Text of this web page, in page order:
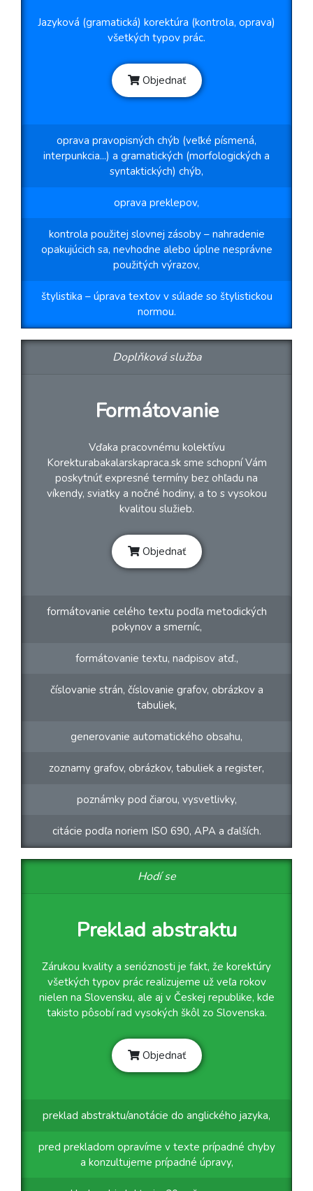
Jazyková (gramatická) korektúra (kontrola, oprava)
všetkých typov prác.
Objednať
oprava pravopisných chýb (veľké písmená,
interpunkcia...) a gramatických (morfologických a
syntaktických) chýb,
oprava preklepov,
kontrola použitej slovnej zásoby – nahradenie
opakujúcich sa, nevhodne alebo úplne nesprávne
použitých výrazov,
štylistika – úprava textov v súlade so štylistickou
normou.
Doplňková služba
Formátovanie
Vďaka pracovnému kolektívu
Korekturabakalarskapraca.sk sme schopní Vám
poskytnúť expresné termíny bez ohľadu na
víkendy, sviatky a nočné hodiny, a to s vysokou
kvalitou služieb.
Objednať
formátovanie celého textu podľa metodických
pokynov a smerníc,
formátovanie textu, nadpisov atď.,
číslovanie strán, číslovanie grafov, obrázkov a
tabuliek,
generovanie automatického obsahu,
zoznamy grafov, obrázkov, tabuliek a register,
poznámky pod čiarou, vysvetlivky,
citácie podľa noriem ISO 690, APA a ďalších.
Hodí se
Preklad abstraktu
Zárukou kvality a serióznosti je fakt, že korektúry
všetkých typov prác realizujeme už veľa rokov
nielen na Slovensku, ale aj v Českej republike, kde
takisto pôsobí rad vysokých škôl zo Slovenska.
Objednať
preklad abstraktu/anotácie do anglického jazyka,
pred prekladom opravíme v texte prípadné chyby
a konzultujeme prípadné úpravy,